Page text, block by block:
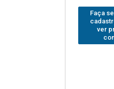
Faça
ver